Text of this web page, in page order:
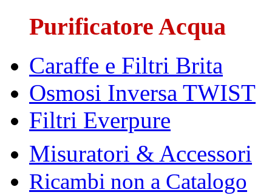
Purificatore Acqua
Caraffe e Filtri Brita
Osmosi Inversa TWIST
Filtri Everpure
Misuratori & Accessori
Ricambi non a Catalogo